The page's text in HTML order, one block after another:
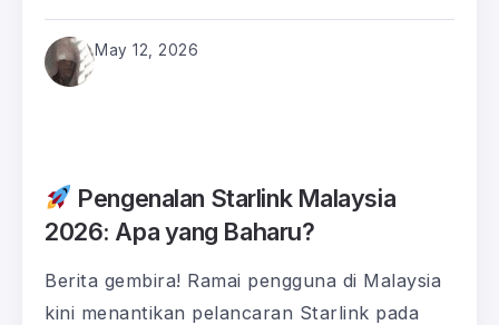
May 12, 2026
Pengenalan Starlink Malaysia
2026: Apa yang Baharu?
Berita gembira! Ramai pengguna di Malaysia
kini menantikan pelancaran Starlink pada